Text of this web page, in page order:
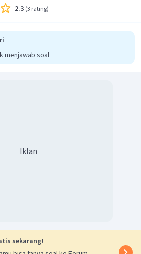
2.3 (3 rating)
menjawab soal
Iklan
sekarang!